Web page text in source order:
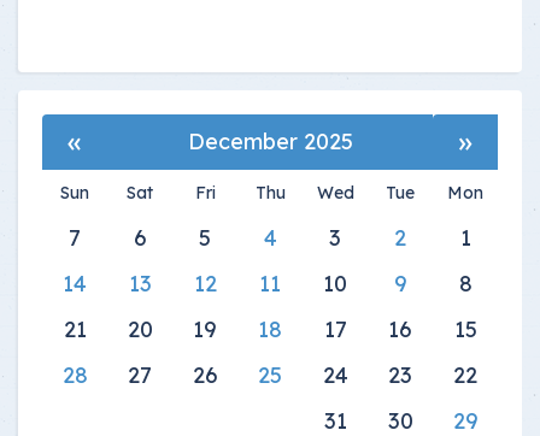
«
December 2025
»
Mon
Tue
Wed
Thu
Fri
Sat
Sun
1
2
3
4
5
6
7
8
9
10
11
12
13
14
15
16
17
18
19
20
21
22
23
24
25
26
27
28
29
30
31